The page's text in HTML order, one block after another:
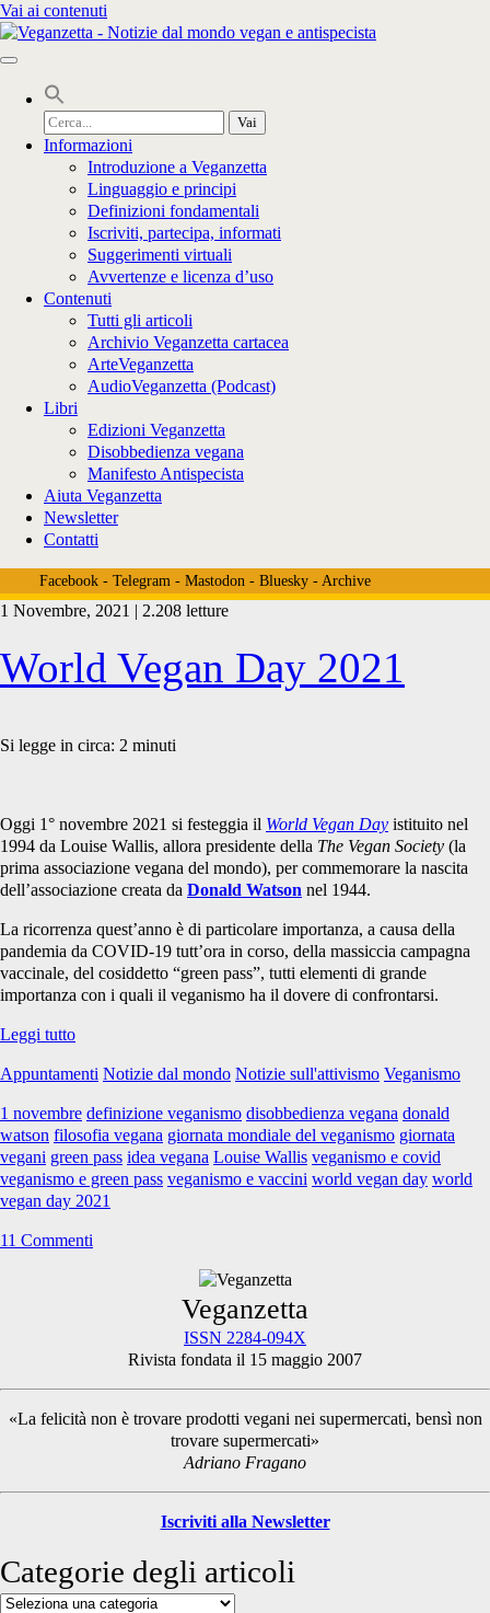
Vai ai contenuti
Cerca
per:
Informazioni
Introduzione a Veganzetta
Linguaggio e principi
Definizioni fondamentali
Iscriviti, partecipa, informati
Suggerimenti virtuali
Avvertenze e licenza d’uso
Contenuti
Tutti gli articoli
Archivio Veganzetta cartacea
ArteVeganzetta
AudioVeganzetta (Podcast)
Libri
Edizioni Veganzetta
Disobbedienza vegana
Manifesto Antispecista
Aiuta Veganzetta
Newsletter
Contatti
Facebook- Telegram- Mastodon- Bluesky- Archive
Tag:
<span>world
vegan
day
2021</span>
1 Novembre, 2021 | 2.208 letture
World Vegan Day 2021
Si legge in circa: 2 minuti
Oggi 1° novembre 2021 si festeggia il World Vegan Day istituito nel
1994 da Louise Wallis, allora presidente della The Vegan Society (la
prima associazione vegana del mondo), per commemorare la nascita
dell’associazione creata da Donald Watson nel 1944.
La ricorrenza quest’anno è di particolare importanza, a causa della
pandemia da COVID-19 tutt’ora in corso, della massiccia campagna
vaccinale, del cosiddetto “green pass”, tutti elementi di grande
importanza con i quali il veganismo ha il dovere di confrontarsi.
Leggi tuttoWorld
Day
Appuntamenti Notizie dal mondo Notizie sull'attivismo Veganismo
1 novembre definizione veganismo disobbedienza vegana donald
watson filosofia vegana giornata mondiale del veganismo giornata
vegani green pass idea vegana Louise Wallis veganismo e covid
veganismo e green pass veganismo e vaccini world vegan day world
vegan day 2021
11 Commenti
Sidebar
Veganzetta
ISSN 2284-094X
Rivista fondata il 15 maggio 2007
«La felicità non è trovare prodotti vegani nei supermercati, bensì non
trovare supermercati»
Adriano Fragano
Iscriviti alla Newsletter
Categorie degli articoli
Categorie